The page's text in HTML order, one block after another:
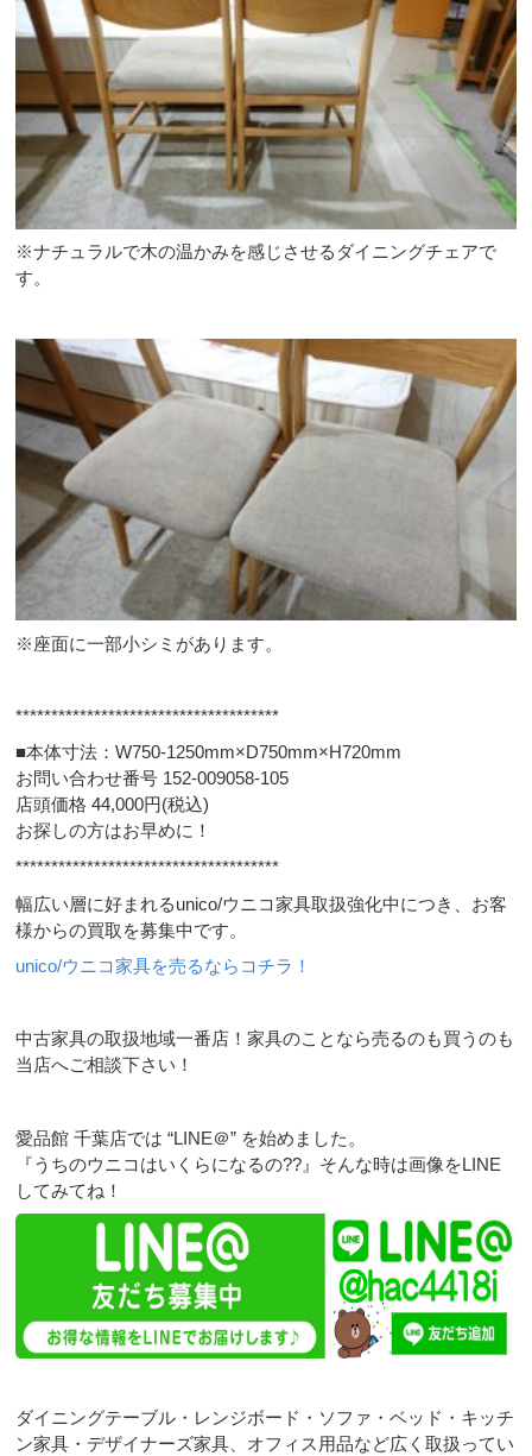
※ナチュラルで木の温かみを感じさせるダイニングチェアで
す。
※座面に一部小シミがあります。
*************************************
■本体寸法：W750-1250mm×D750mm×H720mm
お問い合わせ番号 152-009058-105
店頭価格 44,000円(税込)
お探しの方はお早めに！
*************************************
幅広い層に好まれるunico/ウニコ家具取扱強化中につき、お客
様からの買取を募集中です。
unico/ウニコ家具を売るならコチラ！
中古家具の取扱地域一番店！家具のことなら売るのも買うのも
当店へご相談下さい！
愛品館 千葉店では “LINE＠” を始めました。
『うちのウニコはいくらになるの??』そんな時は画像をLINE
してみてね！
ダイニングテーブル・レンジボード・ソファ・ベッド・キッチ
ン家具・デザイナーズ家具、オフィス用品など広く取扱ってい